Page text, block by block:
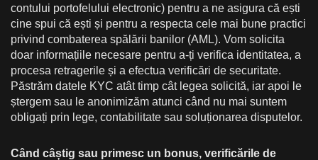
contului portofelului electronic) pentru a ne asigura că ești
cine spui că ești și pentru a respecta cele mai bune practici
privind combaterea spălării banilor (AML). Vom solicita
doar informațiile necesare pentru a-ți verifica identitatea, a
procesa retragerile și a efectua verificări de securitate.
Păstrăm datele KYC atât timp cât legea solicită, iar apoi le
ștergem sau le anonimizăm atunci când nu mai suntem
obligați prin lege, contabilitate sau soluționarea disputelor.
Când câștig sau primesc un bonus, verificările de